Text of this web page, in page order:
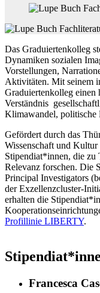
Das Graduiertenkolleg
Dynamiken sozialen
Vorstellungen,
Aktivitäten. Mit seinem
Graduiertenkolleg einen
Verständnis
Klimawandel, politische
Gefördert durch das
Wissenschaft und Kultur
Stipendiat*innen, die zu
Relevanz forschen. Die
Principal Investigators
der Exzellenzcluster-
erhalten die
Profillinie LIBERTY.
Francesca